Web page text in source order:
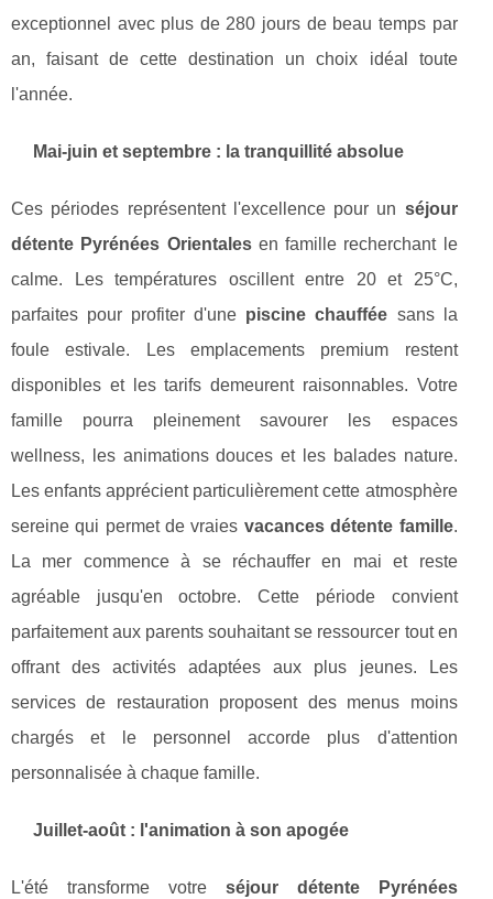
exceptionnel avec plus de 280 jours de beau temps par
an, faisant de cette destination un choix idéal toute
l'année.
Mai-juin et septembre : la tranquillité absolue
Ces périodes représentent l'excellence pour un séjour
détente Pyrénées Orientalesen famille recherchant le
calme. Les températures oscillent entre 20 et 25°C,
parfaites pour profiter d'une piscine chauffée sans la
foule estivale. Les emplacements premium restent
disponibles et les tarifs demeurent raisonnables. Votre
famille pourra pleinement savourer les espaces
wellness, les animations douces et les balades nature.
Les enfants apprécient particulièrement cette atmosphère
sereine qui permet de vraies vacances détente famille.
La mer commence à se réchauffer en mai et reste
agréable jusqu'en octobre. Cette période convient
parfaitement aux parents souhaitant se ressourcer tout en
offrant des activités adaptées aux plus jeunes. Les
services de restauration proposent des menus moins
chargés et le personnel accorde plus d'attention
personnalisée à chaque famille.
Juillet-août : l'animation à son apogée
L'été transforme votre séjour détente Pyrénées